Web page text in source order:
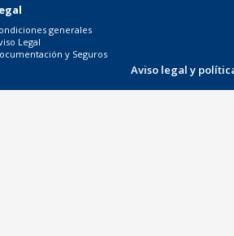
generales
Legal
y Seguros
Aviso legal y